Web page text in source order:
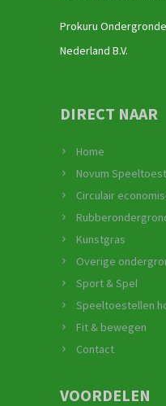
Prokuru
Nederland B.V.
DIRECT NAAR
Home
Novum
Circulair
Kunstgras
Overige
Sport & Spel
Speeltoestellen
Fit & bewegen
Contact
VOORDELEN